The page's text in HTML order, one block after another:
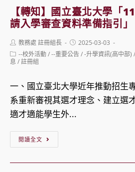
招
生
名
結
果
國
家
團
盟
辦
理
「114
年
技
【轉知】國立臺北大學「
請入學審查資料準備指引」
Post
author:
教務處 註冊組長
Post
published:
2025-03-03
Post
category:
--校外活動/--重要公告/-升學資訊(高中部) /
息 /註冊組
一、國立臺北大學近年推動招生
系重新審視其選才理念、建立選
適才適能學生外...
閱讀全文
國